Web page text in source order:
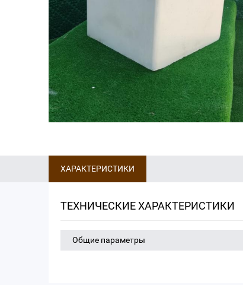
ХАРАКТЕРИСТИКИ
ТЕХНИЧЕСКИЕ ХАРАКТЕРИСТИКИ
Общие параметры